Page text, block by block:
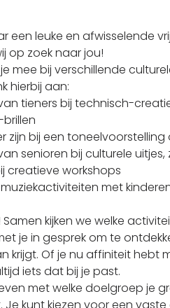
een leuke en afwisselende
op zoek naar jou!
je mee bij verschillende
hierbij aan:
tieners bij technisch-
zijn bij een
senioren bij culturele
creatieve workshops
met
kijken we welke
je in gesprek om te
krijgt. Of je nu affiniteit hebt
iets dat bij je past.
met welke doelgroep je